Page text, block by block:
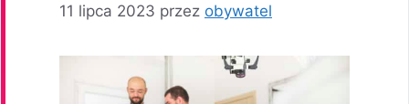
11 lipca 2023 przez obywatel